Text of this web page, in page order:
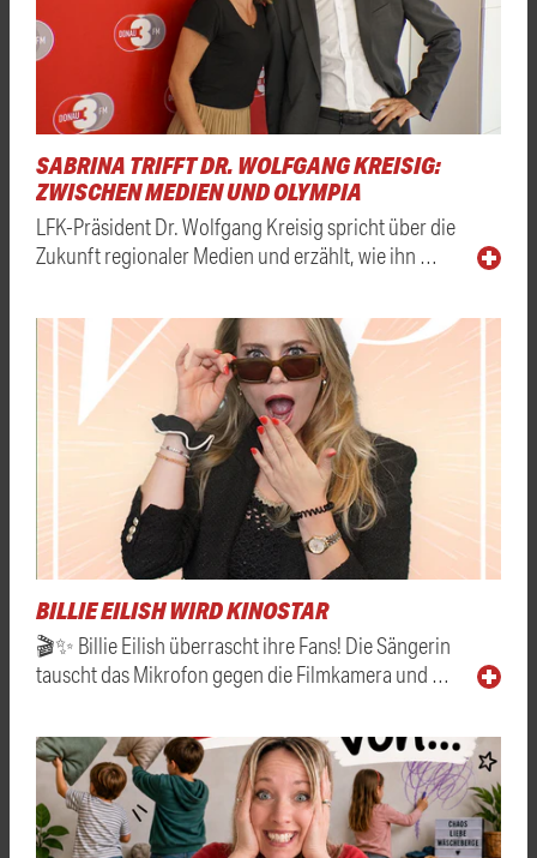
SABRINA TRIFFT DR. WOLFGANG KREISIG:
ZWISCHEN MEDIEN UND OLYMPIA
LFK-Präsident Dr. Wolfgang Kreisig spricht über die
Zukunft regionaler Medien und erzählt, wie ihn …
BILLIE EILISH WIRD KINOSTAR
🎬✨ Billie Eilish überrascht ihre Fans! Die Sängerin
tauscht das Mikrofon gegen die Filmkamera und …